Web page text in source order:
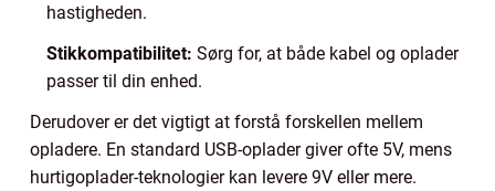
hastigheden.
Stikkompatibilitet: Sørg for, at både kabel og oplader
passer til din enhed.
Derudover er det vigtigt at forstå forskellen mellem
opladere. En standard USB-oplader giver ofte 5V, mens
hurtigoplader-teknologier kan levere 9V eller mere.